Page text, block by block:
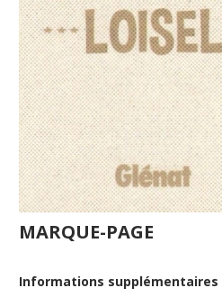
MARQUE-PAGE
Informations supplémentaires